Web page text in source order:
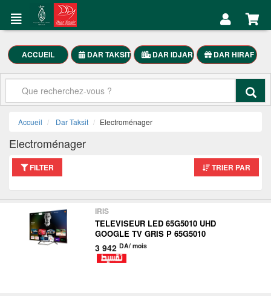
Accueil
Mon
العربية
DAR
TAKSIT
DAR
TAKSIT
Meubles
Maison
Motocycle
Mon
Compte
ACCUEIL DAR TAKSIT DAR IDJAR DAR HIRAF
Accueil Dar Taksit Electroménager
Electroménager
FILTER TRIER PAR
IRIS
TELEVISEUR LED 65G5010 UHD
GOOGLE TV GRIS P 65G5010
3 942 DA/ mois